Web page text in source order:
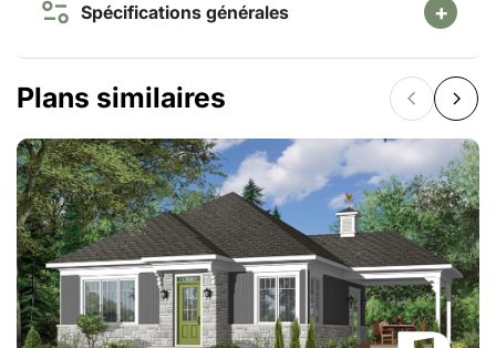
Spécifications générales
Plans similaires